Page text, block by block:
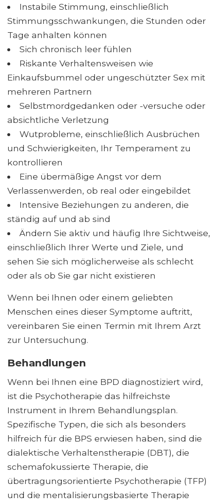
Instabile Stimmung, einschließlich
Stimmungsschwankungen, die Stunden oder
Tage anhalten können
Sich chronisch leer fühlen
Riskante Verhaltensweisen wie
Einkaufsbummel oder ungeschützter Sex mit
mehreren Partnern
Selbstmordgedanken oder -versuche oder
absichtliche Verletzung
Wutprobleme, einschließlich Ausbrüchen
und Schwierigkeiten, Ihr Temperament zu
kontrollieren
Eine übermäßige Angst vor dem
Verlassenwerden, ob real oder eingebildet
Intensive Beziehungen zu anderen, die
ständig auf und ab sind
Ändern Sie aktiv und häufig Ihre Sichtweise,
einschließlich Ihrer Werte und Ziele, und
sehen Sie sich möglicherweise als schlecht
oder als ob Sie gar nicht existieren
Wenn bei Ihnen oder einem geliebten
Menschen eines dieser Symptome auftritt,
vereinbaren Sie einen Termin mit Ihrem Arzt
zur Untersuchung.
Behandlungen
Wenn bei Ihnen eine BPD diagnostiziert wird,
ist die Psychotherapie das hilfreichste
Instrument in Ihrem Behandlungsplan.
Spezifische Typen, die sich als besonders
hilfreich für die BPS erwiesen haben, sind die
dialektische Verhaltenstherapie (DBT), die
schemafokussierte Therapie, die
übertragungsorientierte Psychotherapie (TFP)
und die mentalisierungsbasierte Therapie